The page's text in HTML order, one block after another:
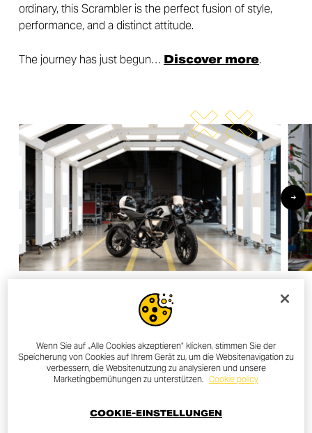
ordinary, this Scrambler is the perfect fusion of style,
performance, and a distinct attitude.
The journey has just begun… Discover more.
OTHER NEWS
Wenn Sie auf „Alle Cookies akzeptieren“ klicken, stimmen Sie der
Speicherung von Cookies auf Ihrem Gerät zu, um die Websitenavigation zu
verbessern, die Websitenutzung zu analysieren und unsere
Marketingbemühungen zu unterstützen. Cookie policy
COOKIE-EINSTELLUNGEN